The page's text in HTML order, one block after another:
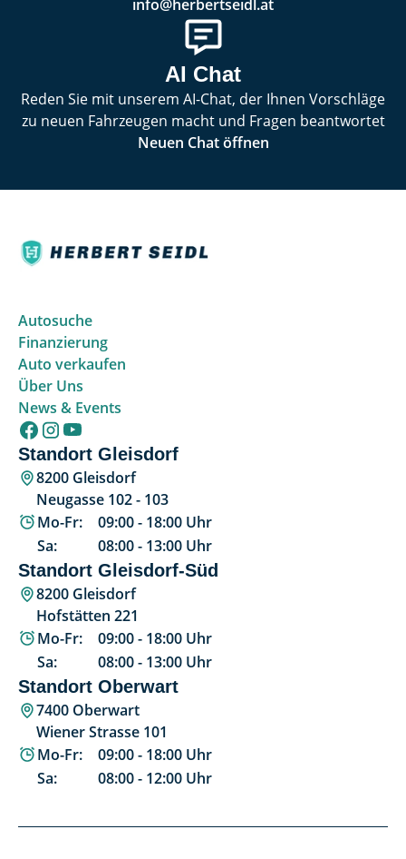
info@herbertseidl.at
AI Chat
Reden Sie mit unserem AI-Chat, der Ihnen Vorschläge
zu neuen Fahrzeugen macht und Fragen beantwortet
Neuen Chat öffnen
Autosuche
Finanzierung
Auto verkaufen
Über Uns
News & Events
Standort Gleisdorf
8200 Gleisdorf
Neugasse 102 - 103
Mo-Fr:
09:00- 18:00 Uhr
Sa:
08:00- 13:00 Uhr
Standort Gleisdorf-Süd
8200 Gleisdorf
Hofstätten 221
Mo-Fr:
09:00- 18:00 Uhr
Sa:
08:00- 13:00 Uhr
Standort Oberwart
7400 Oberwart
Wiener Strasse 101
Mo-Fr:
09:00- 18:00 Uhr
Sa:
08:00- 12:00 Uhr